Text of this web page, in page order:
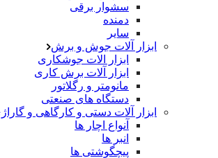
سشوار برقی
دمنده
سایر
ابزار آلات جوش و برش
ابزار الات جوشکاری
ابزار آلات برش کاری
مانومتر و رگلاتور
دستگاه های صنعتی
ابزار آلات دستی و کارگاهی و
آنواع اچار ها
انبر ها
پیچگوشتی ها